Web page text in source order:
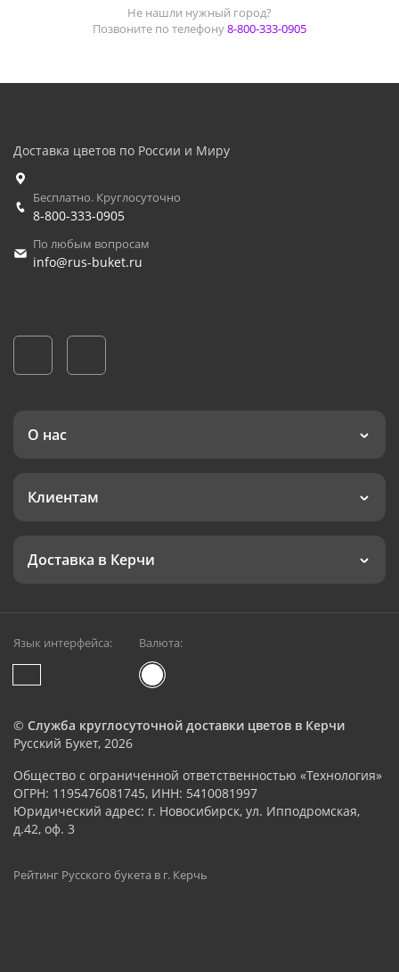
Не нашли нужный город?
Позвоните по телефону8-800-333-0905
Доставка цветов по России и Миру
Бесплатно. Круглосуточно
8-800-333-0905
По любым вопросам
info@rus-buket.ru
О нас
Клиентам
Доставка в Керчи
Язык интерфейса: Валюта:
© Служба круглосуточной доставки цветов в Керчи
Русский Букет, 2026
Общество с ограниченной ответственностью «Технология»
ОГРН: 1195476081745, ИНН: 5410081997
Юридический адрес: г. Новосибирск, ул. Ипподромская,
д.42, оф. 3
Рейтинг Русского букета в г. Керчь